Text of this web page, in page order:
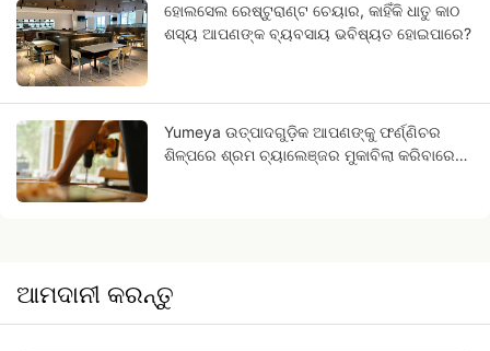
ହୋଲସେଲ ରେଷ୍ଟୁରାଣ୍ଟ ଚେୟାର, କାହିଁକି ଧାତୁ କାଠ
ଶସ୍ୟ ଆପଣଙ୍କ ବ୍ୟବସାୟ ଭବିଷ୍ୟତ ହୋଇପାରେ?
Yumeya ଉତ୍ପାଦଗୁଡ଼ିକ ଆପଣଙ୍କୁ ଫର୍ଣ୍ଣିଚର
ଶିଳ୍ପରେ ଶ୍ରମ ଚ୍ୟାଲେଞ୍ଜର ମୁକାବିଲା କରିବାରେ
ଆମଦାନୀ କରନ୍ତୁ